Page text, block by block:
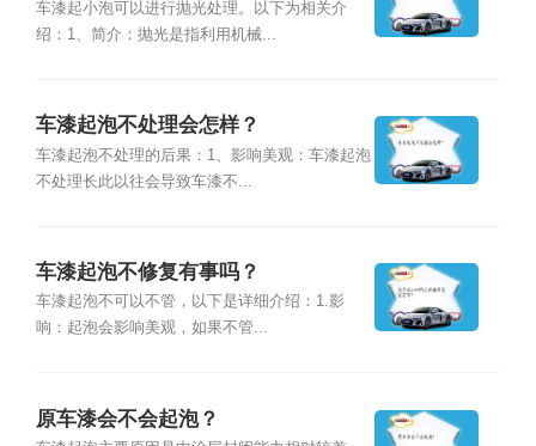
车漆起小泡可以进行抛光处理。以下为相关介
绍：1、简介：抛光是指利用机械...
车漆起泡不处理会怎样？
车漆起泡不处理的后果：1、影响美观：车漆起泡
不处理长此以往会导致车漆不...
车漆起泡不修复有事吗？
车漆起泡不可以不管，以下是详细介绍：1.影
响：起泡会影响美观，如果不管...
原车漆会不会起泡？